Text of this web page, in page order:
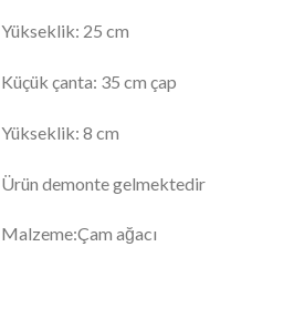
Yükseklik: 25 cm
Küçük çanta: 35 cm çap
Yükseklik: 8 cm
Ürün demonte gelmektedir
Malzeme:Çam ağacı